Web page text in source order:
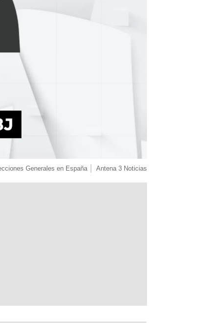
Generales en España Antena 3 Noticias